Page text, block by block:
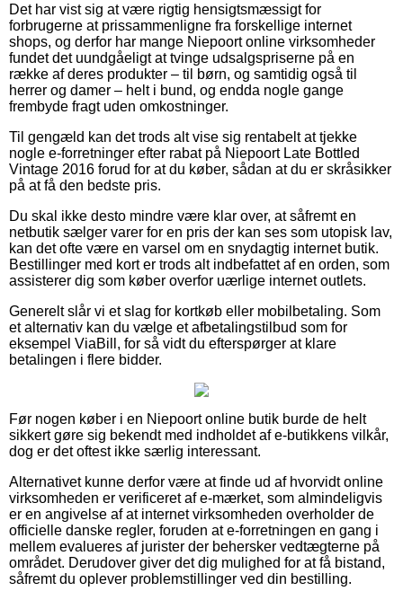
Det har vist sig at være rigtig hensigtsmæssigt for
forbrugerne at prissammenligne fra forskellige internet
shops, og derfor har mange Niepoort online virksomheder
fundet det uundgåeligt at tvinge udsalgspriserne på en
række af deres produkter – til børn, og samtidig også til
herrer og damer – helt i bund, og endda nogle gange
frembyde fragt uden omkostninger.
Til gengæld kan det trods alt vise sig rentabelt at tjekke
nogle e-forretninger efter rabat på Niepoort Late Bottled
Vintage 2016 forud for at du køber, sådan at du er skråsikker
på at få den bedste pris.
Du skal ikke desto mindre være klar over, at såfremt en
netbutik sælger varer for en pris der kan ses som utopisk lav,
kan det ofte være en varsel om en snydagtig internet butik.
Bestillinger med kort er trods alt indbefattet af en orden, som
assisterer dig som køber overfor uærlige internet outlets.
Generelt slår vi et slag for kortkøb eller mobilbetaling. Som
et alternativ kan du vælge et afbetalingstilbud som for
eksempel ViaBill, for så vidt du efterspørger at klare
betalingen i flere bidder.
Før nogen køber i en Niepoort online butik burde de helt
sikkert gøre sig bekendt med indholdet af e-butikkens vilkår,
dog er det oftest ikke særlig interessant.
Alternativet kunne derfor være at finde ud af hvorvidt online
virksomheden er verificeret af e-mærket, som almindeligvis
er en angivelse af at internet virksomheden overholder de
officielle danske regler, foruden at e-forretningen en gang i
mellem evalueres af jurister der behersker vedtægterne på
området. Derudover giver det dig mulighed for at få bistand,
såfremt du oplever problemstillinger ved din bestilling.